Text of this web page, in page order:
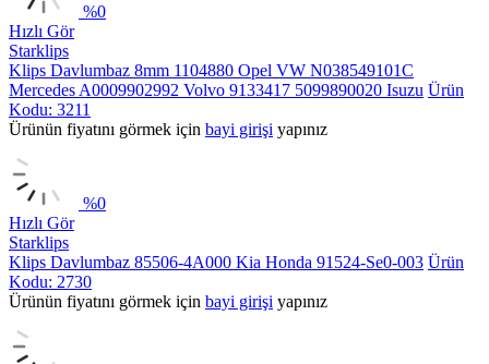
%0
Hızlı Gör
Starklips
Klips Davlumbaz 8mm 1104880 Opel VW N038549101C
Mercedes A0009902992 Volvo 9133417 5099890020 Isuzu Ürün
Kodu: 3211
Ürünün fiyatını görmek için bayi girişi yapınız
%0
Hızlı Gör
Starklips
Klips Davlumbaz 85506-4A000 Kia Honda 91524-Se0-003 Ürün
Kodu: 2730
Ürünün fiyatını görmek için bayi girişi yapınız